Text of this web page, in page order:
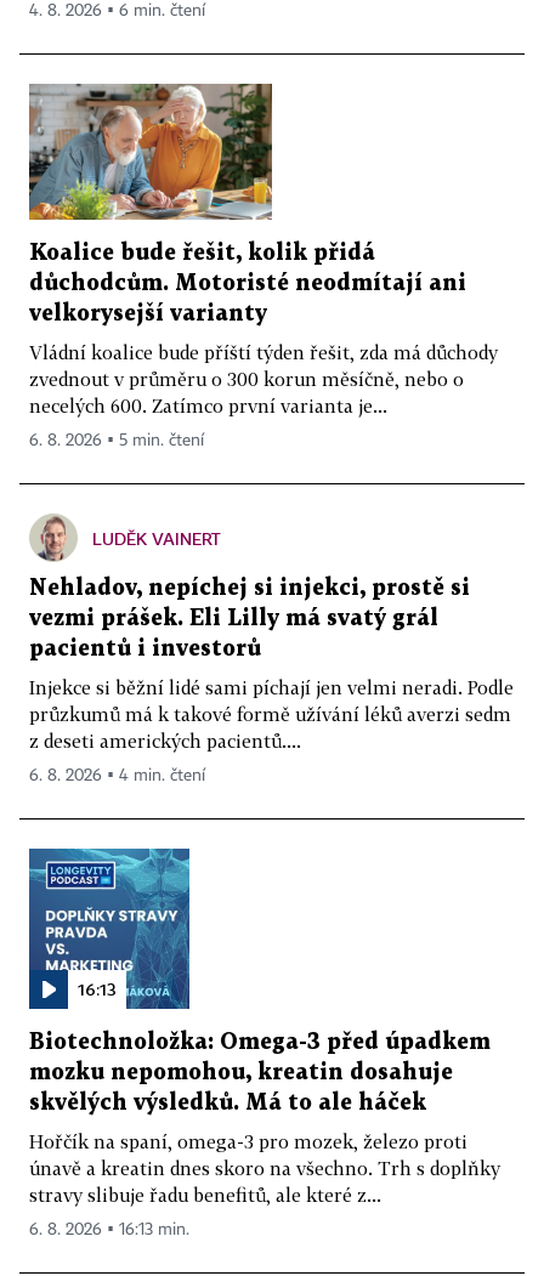
4. 8. 2026 ▪ 6 min. čtení
Koalice bude řešit, kolik přidá
důchodcům. Motoristé neodmítají ani
velkorysejší varianty
Vládní koalice bude příští týden řešit, zda má důchody
zvednout v průměru o 300 korun měsíčně, nebo o
necelých 600. Zatímco první varianta je...
6. 8. 2026 ▪ 5 min. čtení
LUDĚK VAINERT
Nehladov, nepíchej si injekci, prostě si
vezmi prášek. Eli Lilly má svatý grál
pacientů i investorů
Injekce si běžní lidé sami píchají jen velmi neradi. Podle
průzkumů má k takové formě užívání léků averzi sedm
z deseti amerických pacientů....
6. 8. 2026 ▪ 4 min. čtení
16:13
Biotechnoložka: Omega-3 před úpadkem
mozku nepomohou, kreatin dosahuje
skvělých výsledků. Má to ale háček
Hořčík na spaní, omega-3 pro mozek, železo proti
únavě a kreatin dnes skoro na všechno. Trh s doplňky
stravy slibuje řadu benefitů, ale které z...
6. 8. 2026 ▪ 16:13 min.